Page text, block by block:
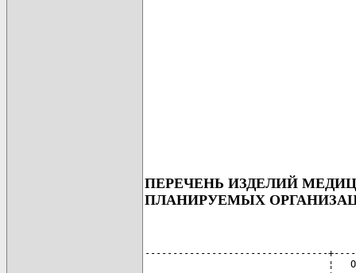
ПЕРЕЧЕНЬ ИЗДЕЛИЙ
ПЛАНИРУЕМЫХ
---------------------------------
¦